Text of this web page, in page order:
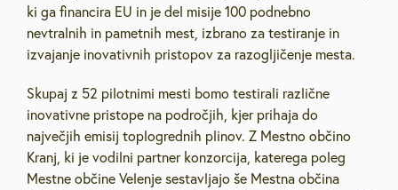
ki ga financira EU in je del misije 100 podnebno
nevtralnih in pametnih mest, izbrano za testiranje in
izvajanje inovativnih pristopov za razogljičenje mesta.
Skupaj z 52 pilotnimi mesti bomo testirali različne
inovativne pristope na področjih, kjer prihaja do
največjih emisij toplogrednih plinov. Z Mestno občino
Kranj, ki je vodilni partner konzorcija, katerega poleg
Mestne občine Velenje sestavljajo še Mestna občina